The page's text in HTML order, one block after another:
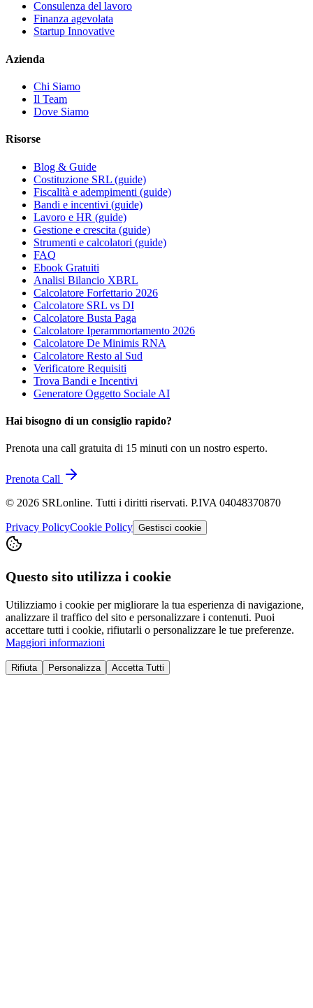
Consulenza del lavoro
Finanza agevolata
Startup Innovative
Azienda
Chi Siamo
Il Team
Dove Siamo
Risorse
Blog & Guide
Costituzione SRL (guide)
Fiscalità e adempimenti (guide)
Bandi e incentivi (guide)
Lavoro e HR (guide)
Gestione e crescita (guide)
Strumenti e calcolatori (guide)
FAQ
Ebook Gratuiti
Analisi Bilancio XBRL
Calcolatore Forfettario 2026
Calcolatore SRL vs DI
Calcolatore Busta Paga
Calcolatore Iperammortamento 2026
Calcolatore De Minimis RNA
Calcolatore Resto al Sud
Verificatore Requisiti
Trova Bandi e Incentivi
Generatore Oggetto Sociale AI
Hai bisogno di un consiglio rapido?
Prenota una call gratuita di 15 minuti con un nostro esperto.
Prenota Call
© 2026 SRLonline. Tutti i diritti riservati. P.IVA 04048370870
Privacy PolicyCookie Policy Gestisci cookie
Questo sito utilizza i cookie
Utilizziamo i cookie per migliorare la tua esperienza di navigazione,
analizzare il traffico del sito e personalizzare i contenuti. Puoi
accettare tutti i cookie, rifiutarli o personalizzare le tue preferenze.
Maggiori informazioni
Rifiuta Personalizza Accetta Tutti